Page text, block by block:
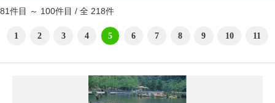
メルマガ&パンフレット
メルマガ配信 パンフレット
当サイトについて
81件目 ～ 100件目 / 全 218件
1 2 3 4 5 6 7 8 9 10 11